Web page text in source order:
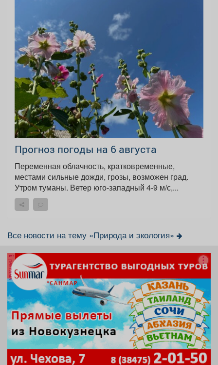
Прогноз погоды на 6 августа
Переменная облачность, кратковременные,
местами сильные дожди, грозы, возможен град.
Утром туманы. Ветер юго-западный 4-9 м/с,...
Все новости на тему «Природа и экология»
реклама